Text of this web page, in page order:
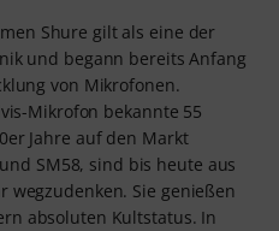
Shure gilt als eine der
und begann bereits Anfang
von Mikrofonen.
Mikrofon bekannte 55
Jahre auf den Markt
SM58, sind bis heute aus
wegzudenken. Sie genießen
absoluten Kultstatus. In